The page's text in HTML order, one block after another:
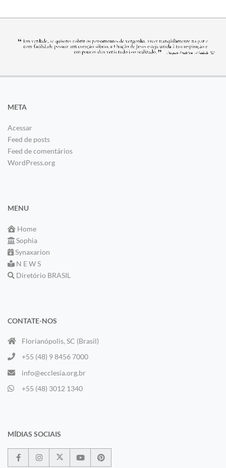
META
Acessar
Feed de posts
Feed de comentários
WordPress.org
MENU
Home
Sophia
Synaxarion
N E W S
Diretório BRASIL
CONTATE-NOS
Florianópolis, SC (Brasil)
+55 (48) 9 8456 7000
info@ecclesia.org.br
+55 (48) 3012 1340
MÍDIAS SOCIAIS